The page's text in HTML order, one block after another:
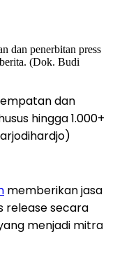
dan
hingga 1.000+
memberikan jasa
release secara
menjadi mitra